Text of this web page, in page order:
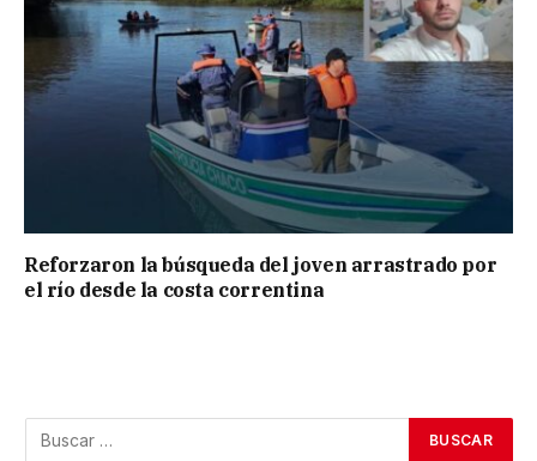
Reforzaron la búsqueda del joven arrastrado por
el río desde la costa correntina